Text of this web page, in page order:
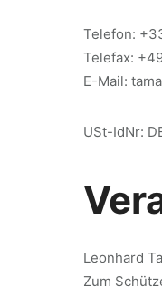
Telefon:
Telefax:
E-Mail:
USt-IdNr:
Leonhard
Zum